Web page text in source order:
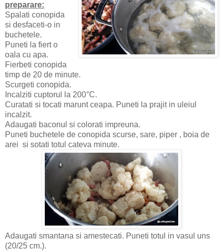
preparare:
Spalati conopida
si desfaceti-o in
buchetele.
Puneti la fiert o
oala cu apa.
Fierbeti conopida
timp de 20 de minute.
Scurgeti conopida.
Incalziti cuptorul la 200°C.
Curatati si tocati marunt ceapa. Puneti la prajit in uleiul
incalzit.
Adaugati baconul si colorati impreuna.
Puneti buchetele de conopida scurse, sare, piper , boia de
arei si sotati totul cateva minute.
Adaugati smantana si amestecati. Puneti totul in vasul uns
(20/25 cm.).